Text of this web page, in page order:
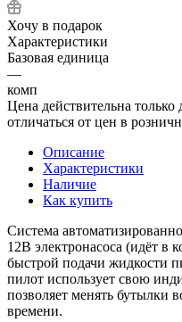
Хочу в подарок
Характеристики
Базовая единица
—
комп
Цена действительна
отличаться от цен в
Описание
Характеристики
Наличие
Как купить
Система
12В электронасоса (идёт в
быстрой подачи жидкости
пилот использует свою
позволяет менять бутылки
времени.